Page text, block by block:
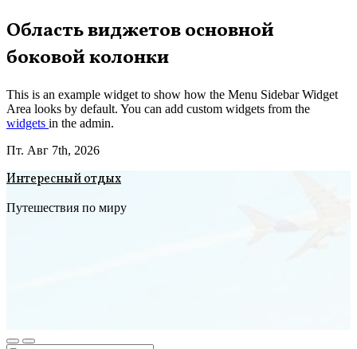
Перейти
к
содержимому
Область виджетов основной
боковой колонки
This is an example widget to show how the Menu Sidebar Widget
Area looks by default. You can add custom widgets from the
widgets in the admin.
Пт. Авг 7th, 2026
Интересный отдых
Путешествия по миру